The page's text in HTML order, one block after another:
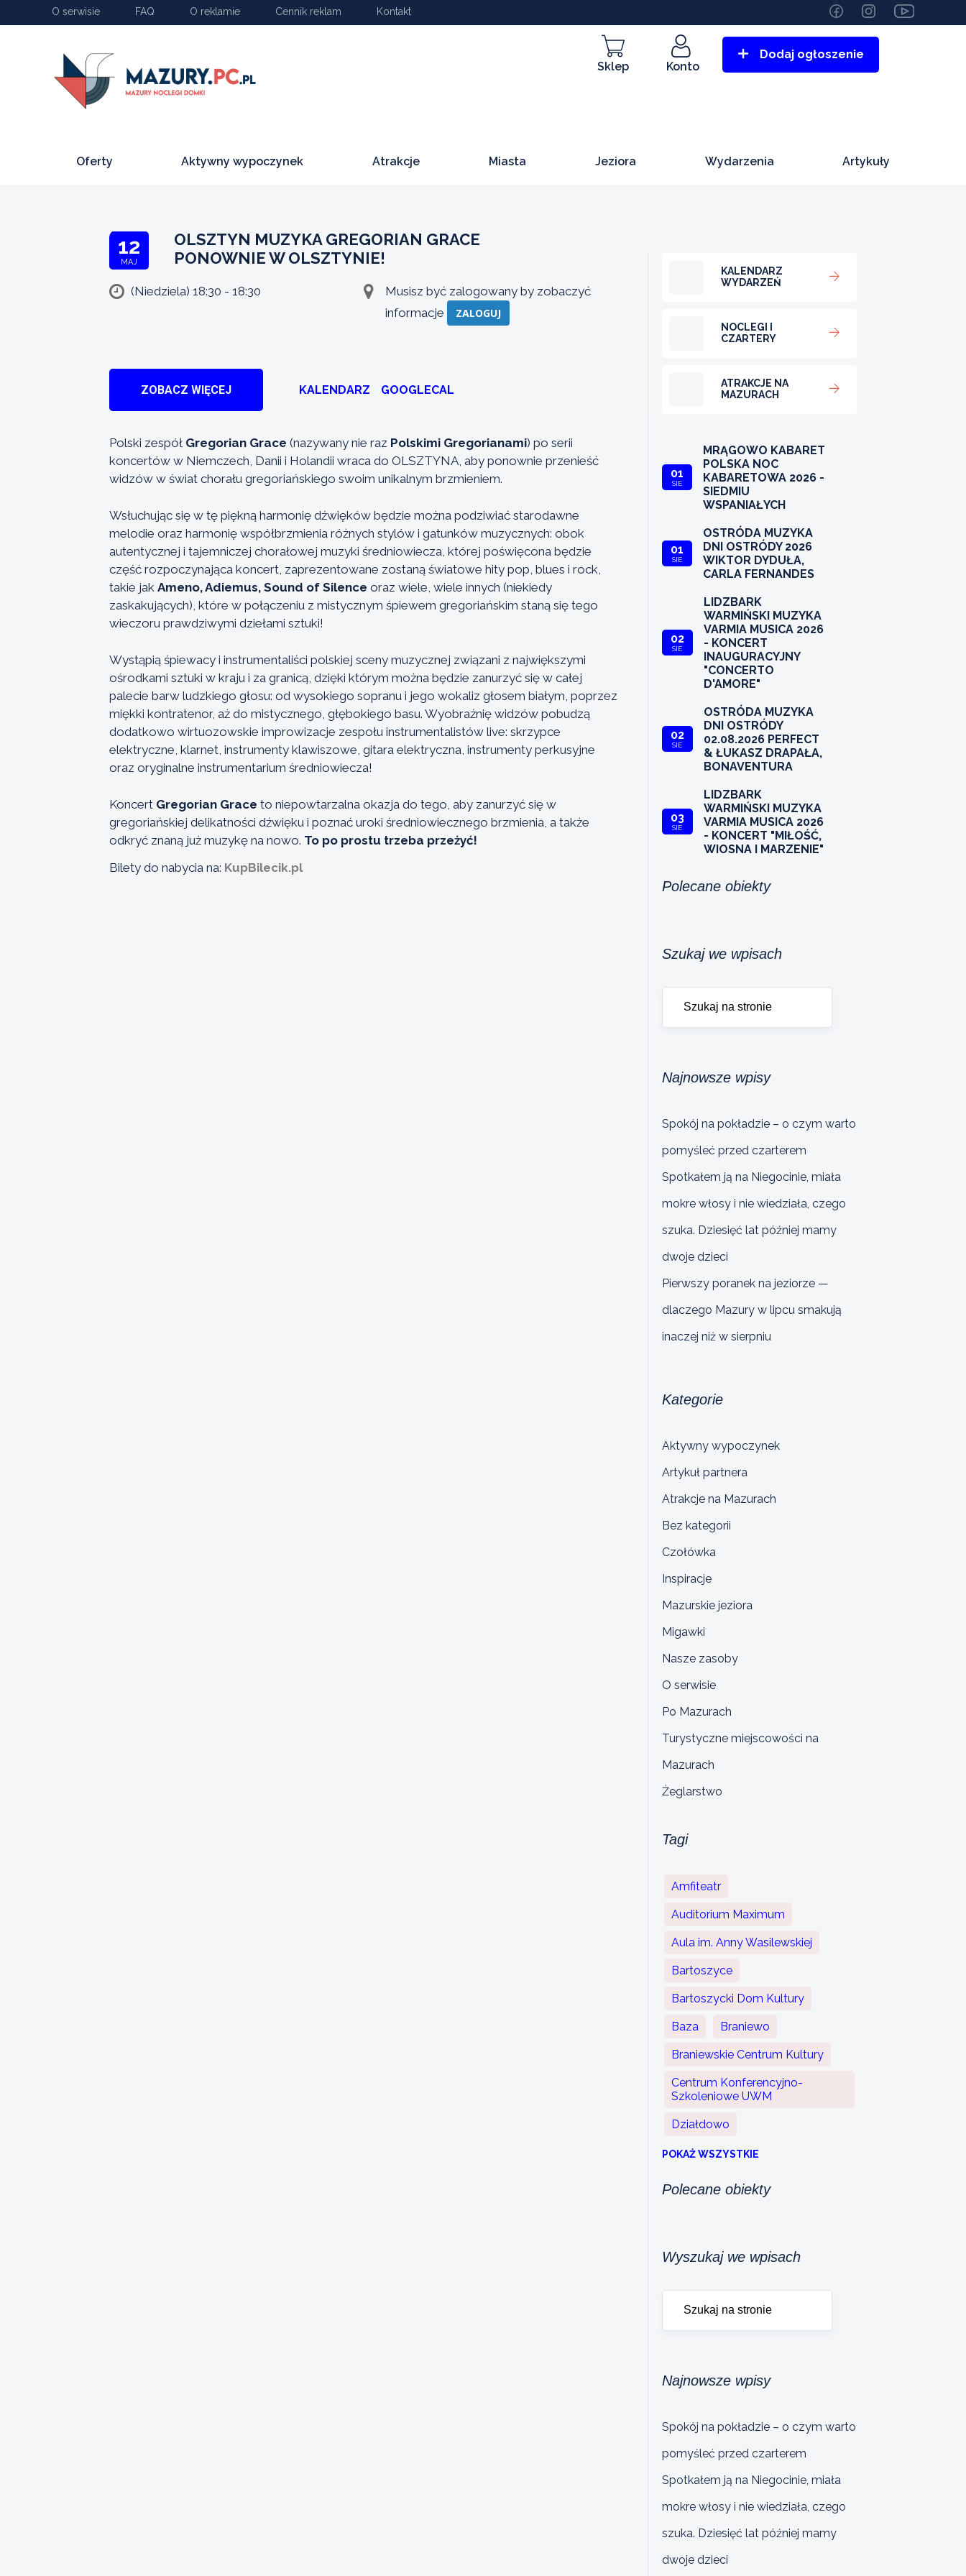
O serwisie FAQ O reklamie Cennik reklam Kontakt
Sklep Konto
Dodaj ogłoszenie
Oferty Aktywny wypoczynek Atrakcje Miasta Jeziora Wydarzenia Artykuły
12
MAJ
OLSZTYN MUZYKA GREGORIAN GRACE
PONOWNIE W OLSZTYNIE!
(Niedziela) 18:30 - 18:30
Musisz być zalogowany by zobaczyć
informacje
ZALOGUJ
ZOBACZ WIĘCEJ KALENDARZ GOOGLECAL
Polski zespół Gregorian Grace (nazywany nie raz Polskimi Gregorianami) po serii
koncertów w Niemczech, Danii i Holandii wraca do OLSZTYNA, aby ponownie przenieść
widzów w świat chorału gregoriańskiego swoim unikalnym brzmieniem.
Wsłuchując się w tę piękną harmonię dźwięków będzie można podziwiać starodawne
melodie oraz harmonię współbrzmienia różnych stylów i gatunków muzycznych: obok
autentycznej i tajemniczej chorałowej muzyki średniowiecza, której poświęcona będzie
część rozpoczynająca koncert, zaprezentowane zostaną światowe hity pop, blues i rock,
takie jak Ameno, Adiemus, Sound of Silence oraz wiele, wiele innych (niekiedy
zaskakujących), które w połączeniu z mistycznym śpiewem gregoriańskim staną się tego
wieczoru prawdziwymi dziełami sztuki!
Wystąpią śpiewacy i instrumentaliści polskiej sceny muzycznej związani z największymi
ośrodkami sztuki w kraju i za granicą, dzięki którym można będzie zanurzyć się w całej
palecie barw ludzkiego głosu: od wysokiego sopranu i jego wokaliz głosem białym, poprzez
miękki kontratenor, aż do mistycznego, głębokiego basu. Wyobraźnię widzów pobudzą
dodatkowo wirtuozowskie improwizacje zespołu instrumentalistów live: skrzypce
elektryczne, klarnet, instrumenty klawiszowe, gitara elektryczna, instrumenty perkusyjne
oraz oryginalne instrumentarium średniowiecza!
Koncert Gregorian Grace to niepowtarzalna okazja do tego, aby zanurzyć się w
gregoriańskiej delikatności dźwięku i poznać uroki średniowiecznego brzmienia, a także
odkryć znaną już muzykę na nowo. To po prostu trzeba przeżyć!
Bilety do nabycia na: KupBilecik.pl
KALENDARZ
WYDARZEŃ
NOCLEGI I
CZARTERY
ATRAKCJE NA
MAZURACH
01
SIE
MRĄGOWO KABARET
POLSKA NOC
KABARETOWA 2026 -
SIEDMIU
WSPANIAŁYCH
01
SIE
OSTRÓDA MUZYKA
DNI OSTRÓDY 2026
WIKTOR DYDUŁA,
CARLA FERNANDES
02
SIE
LIDZBARK
WARMIŃSKI MUZYKA
VARMIA MUSICA 2026
- KONCERT
INAUGURACYJNY
"CONCERTO
D'AMORE"
02
SIE
OSTRÓDA MUZYKA
DNI OSTRÓDY
02.08.2026 PERFECT
& ŁUKASZ DRAPAŁA,
BONAVENTURA
03
SIE
LIDZBARK
WARMIŃSKI MUZYKA
VARMIA MUSICA 2026
- KONCERT "MIŁOŚĆ,
WIOSNA I MARZENIE"
Polecane obiekty
Szukaj we wpisach
Najnowsze wpisy
Spokój na pokładzie – o czym warto
pomyśleć przed czarterem
Spotkałem ją na Niegocinie, miała
mokre włosy i nie wiedziała, czego
szuka. Dziesięć lat później mamy
dwoje dzieci
Pierwszy poranek na jeziorze —
dlaczego Mazury w lipcu smakują
inaczej niż w sierpniu
Kategorie
Aktywny wypoczynek
Artykuł partnera
Atrakcje na Mazurach
Bez kategorii
Czołówka
Inspiracje
Mazurskie jeziora
Migawki
Nasze zasoby
O serwisie
Po Mazurach
Turystyczne miejscowości na
Mazurach
Żeglarstwo
Tagi
Amfiteatr
Auditorium Maximum
Aula im. Anny Wasilewskiej
Bartoszyce
Bartoszycki Dom Kultury
Baza Braniewo
Braniewskie Centrum Kultury
Centrum Konferencyjno-
Szkoleniowe UWM
Działdowo
POKAŻ WSZYSTKIE
Polecane obiekty
Wyszukaj we wpisach
Najnowsze wpisy
Spokój na pokładzie – o czym warto
pomyśleć przed czarterem
Spotkałem ją na Niegocinie, miała
mokre włosy i nie wiedziała, czego
szuka. Dziesięć lat później mamy
dwoje dzieci